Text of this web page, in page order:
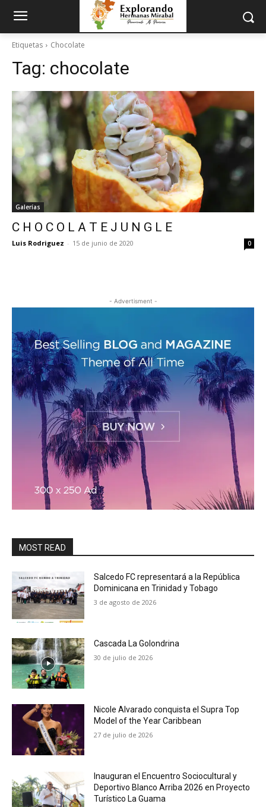
Etiquetas Chocolate
Tag: chocolate
Galerías
C H O C O L A T E J U N G L E
Luis Rodriguez - 15 de junio de 2020 0
- Advertisment -
MOST READ
Salcedo FC representará a la República
Dominicana en Trinidad y Tobago
3 de agosto de 2026
Cascada La Golondrina
30 de julio de 2026
Nicole Alvarado conquista el Supra Top
Model of the Year Caribbean
27 de julio de 2026
Inauguran el Encuentro Sociocultural y
Deportivo Blanco Arriba 2026 en Proyecto
Turístico La Guama